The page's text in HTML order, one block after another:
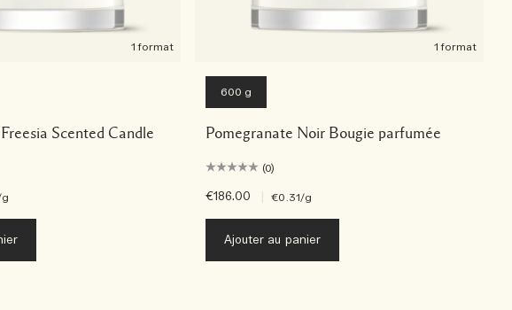
1 format
Scented Candle
1 format
600 g
Pomegranate Noir Bougie parfumée
(0)
€186.00 €0.31/g
Ajouter au panier